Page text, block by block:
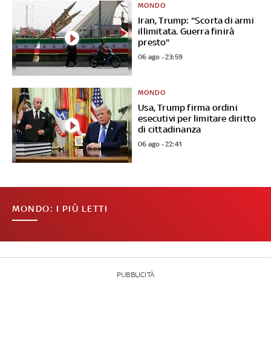
Iran, Trump: "Scorta di armi
illimitata. Guerra finirà
presto"
MONDO
06 ago - 23:59
Usa, Trump firma ordini
esecutivi per limitare diritto
di cittadinanza
MONDO
06 ago - 22:41
MONDO: I PIÙ LETTI
PUBBLICITÀ